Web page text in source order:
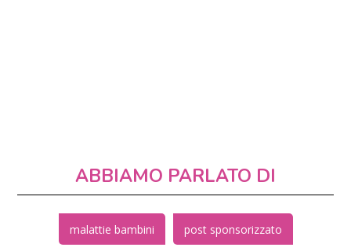
ABBIAMO PARLATO DI
malattie bambini post sponsorizzato